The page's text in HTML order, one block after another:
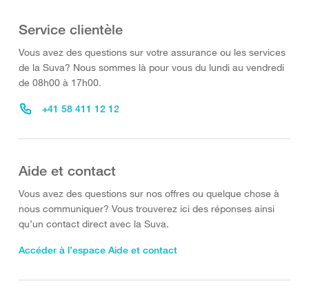
Service clientèle
Vous avez des questions sur votre assurance ou les services
de la Suva? Nous sommes là pour vous du lundi au vendredi
de 08h00 à 17h00.
+41 58 411 12 12
Aide et contact
Vous avez des questions sur nos offres ou quelque chose à
nous communiquer? Vous trouverez ici des réponses ainsi
qu’un contact direct avec la Suva.
Accéder à l’espace Aide et contact